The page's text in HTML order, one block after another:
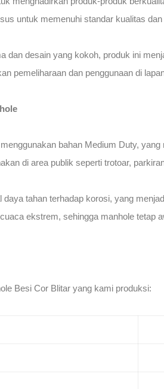
untuk memenuhi standar kualitas
dan desain yang kokoh, produk ini
pemeliharaan dan penggunaan di
bahan Medium Duty,
di area publik seperti trotoar,
tahan terhadap korosi, yang
ekstrem, sehingga manhole tetap
Besi Cor Blitar yang kami produksi: